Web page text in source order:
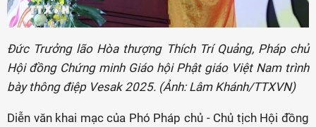
Đức Trưởng lão Hòa thượng Thích Trí Quảng, Pháp chủ
Hội đồng Chứng minh Giáo hội Phật giáo Việt Nam trình
bày thông điệp Vesak 2025. (Ảnh: Lâm Khánh/TTXVN)
Diễn văn khai mạc của Phó Pháp chủ - Chủ tịch Hội đồng